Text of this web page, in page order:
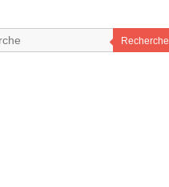
Recherche